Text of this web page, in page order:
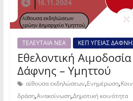
ΤΕΛΕΥΤΑΙΑ ΝΕΑ ΚΕΠ ΥΓΕΙΑΣ
Εθελοντική
Δάφνης – Υμηττού
αίθουσα εκδηλώσεων,Ενημέρωση,
δράση,Ανακοίνωση,Δημοτική κοινότητα